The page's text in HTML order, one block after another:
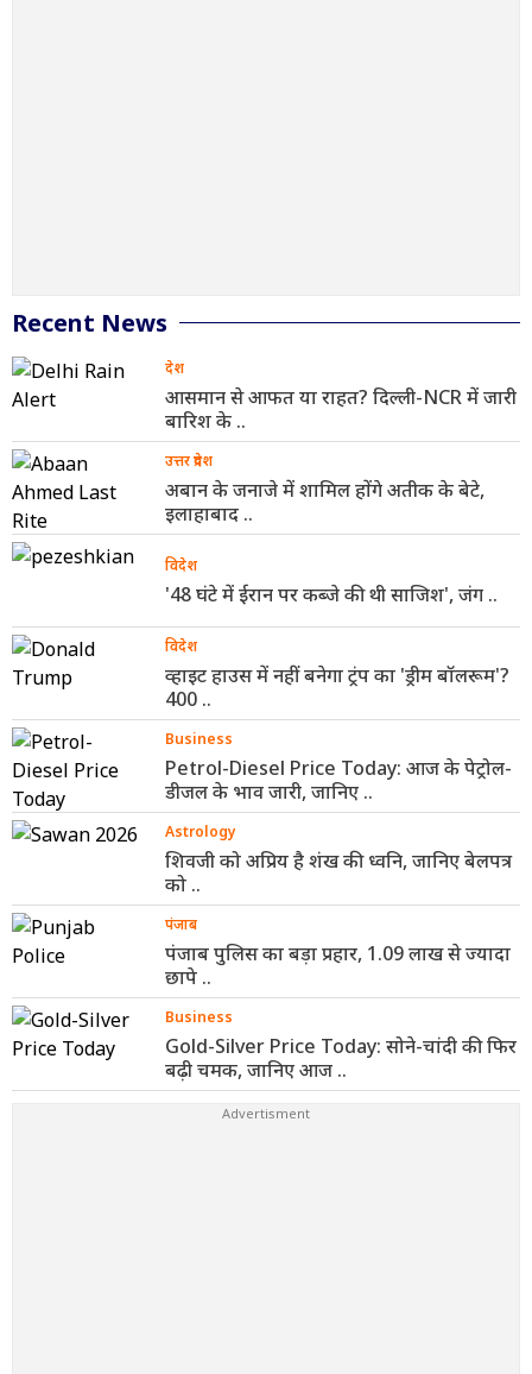
Recent News
देश
आसमान से आफत या राहत? दिल्ली-NCR में जारी
बारिश के ..
उत्तर प्रदेश
अबान के जनाजे में शामिल होंगे अतीक के बेटे,
इलाहाबाद ..
विदेश
'48 घंटे में ईरान पर कब्जे की थी साजिश', जंग ..
विदेश
व्हाइट हाउस में नहीं बनेगा ट्रंप का 'ड्रीम बॉलरूम'?
400 ..
Business
Petrol-Diesel Price Today: आज के पेट्रोल-
डीजल के भाव जारी, जानिए ..
Astrology
शिवजी को अप्रिय है शंख की ध्वनि, जानिए बेलपत्र
को ..
पंजाब
पंजाब पुलिस का बड़ा प्रहार, 1.09 लाख से ज्यादा
छापे ..
Business
Gold-Silver Price Today: सोने-चांदी की फिर
बढ़ी चमक, जानिए आज ..